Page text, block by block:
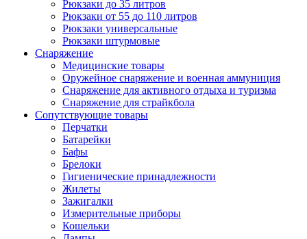
Рюкзаки до 35 литров
Рюкзаки от 55 до 110 литров
Рюкзаки универсальные
Рюкзаки штурмовые
Снаряжение
Медицинские товары
Оружейное снаряжение и военная аммуниция
Снаряжение для активного отдыха и туризма
Снаряжение для страйкбола
Сопутствующие товары
Перчатки
Батарейки
Бафы
Брелоки
Гигиенические принадлежности
Жилеты
Зажигалки
Измерительные приборы
Кошельки